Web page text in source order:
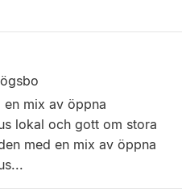
mix av öppna
lokal och gott om stora
med en mix av öppna